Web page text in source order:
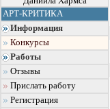
АРТ-КРИТИКА
Информация
Конкурсы
Работы
Отзывы
Прислать работу
Регистрация